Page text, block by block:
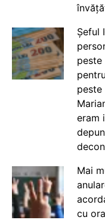
Șeful
peste
eram
Mai
cu